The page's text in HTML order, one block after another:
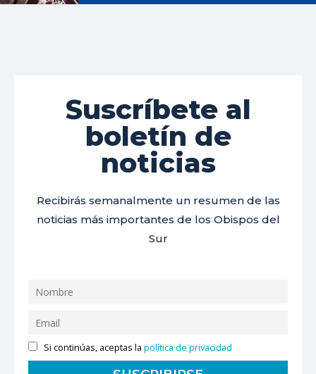
Suscríbete al
boletín de
noticias
Recibirás semanalmente un resumen de las
noticias más importantes de los Obispos del
Sur
Si continúas, aceptas lapolítica de privacidad